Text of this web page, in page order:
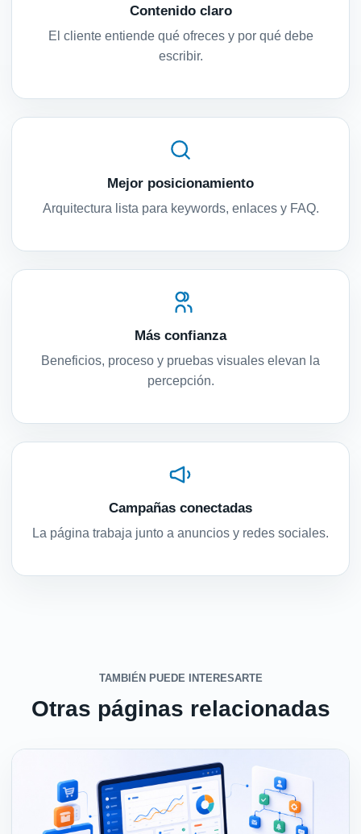
Contenido claro
El cliente entiende qué ofreces y por qué debe
escribir.
Mejor posicionamiento
Arquitectura lista para keywords, enlaces y FAQ.
Más confianza
Beneficios, proceso y pruebas visuales elevan la
percepción.
Campañas conectadas
La página trabaja junto a anuncios y redes sociales.
TAMBIÉN PUEDE INTERESARTE
Otras páginas relacionadas